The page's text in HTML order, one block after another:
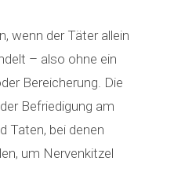
wenn der Täter allein
– also ohne ein
Bereicherung. Die
Befriedigung am
Taten, bei denen
um Nervenkitzel